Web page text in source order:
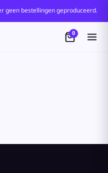
geen bestellingen geproduceerd.
0